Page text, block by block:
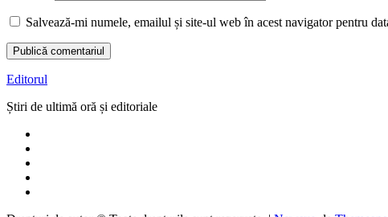
Salvează-mi numele, emailul și site-ul web în acest navigator pentru
Editorul
Știri de ultimă oră și editoriale